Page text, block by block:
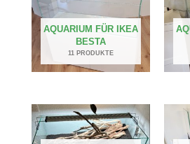
AQUARIUM FÜR IKEA
BESTA
11 PRODUKTE